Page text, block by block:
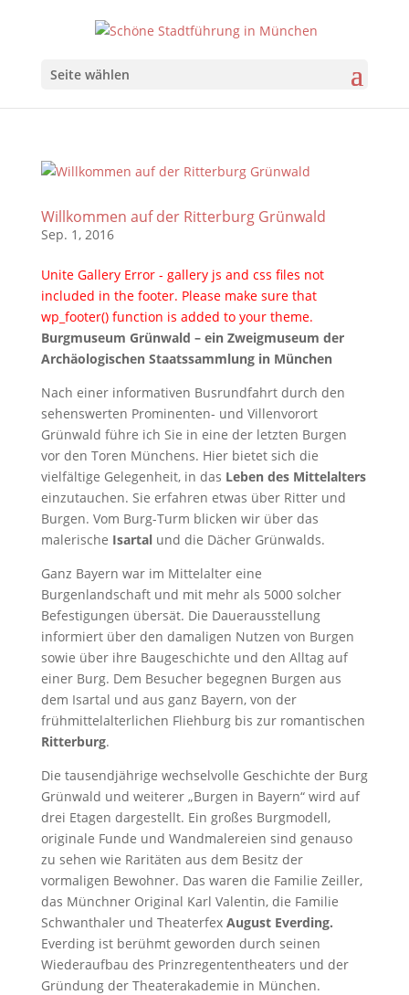
Seite wählen
Willkommen auf der Ritterburg Grünwald
Sep. 1, 2016
Unite Gallery Error - gallery js and css files not
included in the footer. Please make sure that
wp_footer() function is added to your theme.
Burgmuseum Grünwald – ein Zweigmuseum der
Archäologischen Staatssammlung in München
Nach einer informativen Busrundfahrt durch den
sehenswerten Prominenten- und Villenvorort
Grünwald führe ich Sie in eine der letzten Burgen
vor den Toren Münchens. Hier bietet sich die
vielfältige Gelegenheit, in das Leben des Mittelalters
einzutauchen. Sie erfahren etwas über Ritter und
Burgen. Vom Burg-Turm blicken wir über das
malerische Isartalund die Dächer Grünwalds.
Ganz Bayern war im Mittelalter eine
Burgenlandschaft und mit mehr als 5000 solcher
Befestigungen übersät. Die Dauerausstellung
informiert über den damaligen Nutzen von Burgen
sowie über ihre Baugeschichte und den Alltag auf
einer Burg. Dem Besucher begegnen Burgen aus
dem Isartal und aus ganz Bayern, von der
frühmittelalterlichen Fliehburg bis zur romantischen
Ritterburg.
Die tausendjährige wechselvolle Geschichte der Burg
Grünwald und weiterer „Burgen in Bayern“ wird auf
drei Etagen dargestellt. Ein großes Burgmodell,
originale Funde und Wandmalereien sind genauso
zu sehen wie Raritäten aus dem Besitz der
vormaligen Bewohner. Das waren die Familie Zeiller,
das Münchner Original Karl Valentin, die Familie
Schwanthaler und Theaterfex August Everding.
Everding ist berühmt geworden durch seinen
Wiederaufbau des Prinzregententheaters und der
Gründung der Theaterakademie in München.